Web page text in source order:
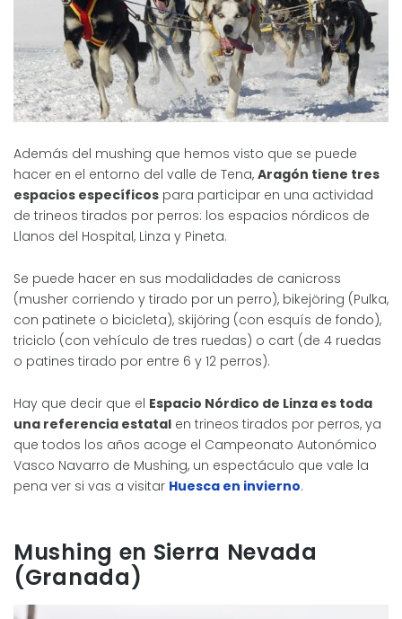
Además del mushing que hemos visto que se puede
hacer en el entorno del valle de Tena, Aragón tiene tres
espacios específicos para participar en una actividad
de trineos tirados por perros: los espacios nórdicos de
Llanos del Hospital, Linza y Pineta.
Se puede hacer en sus modalidades de canicross
(musher corriendo y tirado por un perro), bikejöring (Pulka,
con patinete o bicicleta), skijöring (con esquís de fondo),
triciclo (con vehículo de tres ruedas) o cart (de 4 ruedas
o patines tirado por entre 6 y 12 perros).
Hay que decir que el Espacio Nórdico de Linza es toda
una referencia estatal en trineos tirados por perros, ya
que todos los años acoge el Campeonato Autonómico
Vasco Navarro de Mushing, un espectáculo que vale la
pena ver si vas a visitar Huesca en invierno.
Mushing en Sierra Nevada
(Granada)